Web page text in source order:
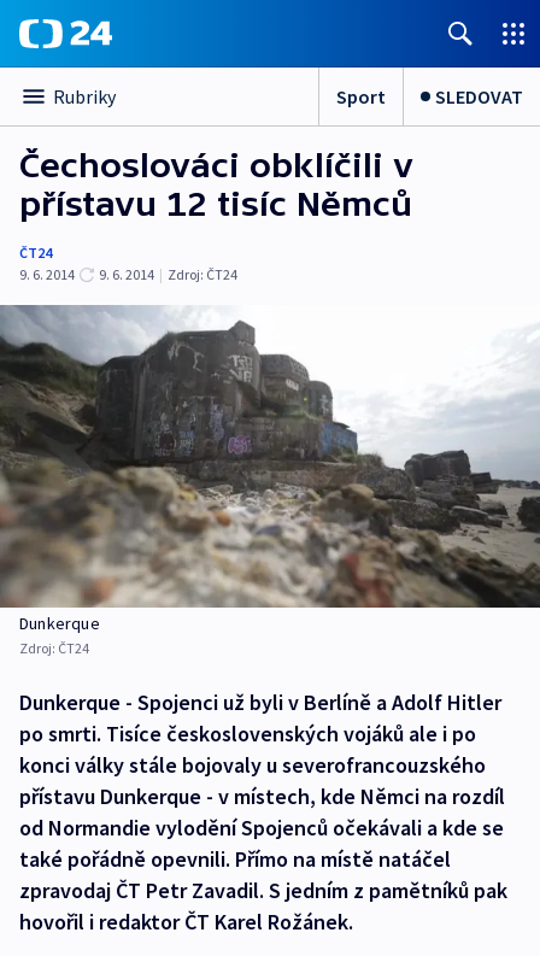
Rubriky Sport SLEDOVAT
Čechoslováci obklíčili v
přístavu 12 tisíc Němců
ČT24
9. 6. 2014
9. 6. 2014 | Zdroj: ČT24
Dunkerque
Zdroj: ČT24
Dunkerque - Spojenci už byli v Berlíně a Adolf Hitler
po smrti. Tisíce československých vojáků ale i po
konci války stále bojovaly u severofrancouzského
přístavu Dunkerque - v místech, kde Němci na rozdíl
od Normandie vylodění Spojenců očekávali a kde se
také pořádně opevnili. Přímo na místě natáčel
zpravodaj ČT Petr Zavadil. S jedním z pamětníků pak
hovořil i redaktor ČT Karel Rožánek.